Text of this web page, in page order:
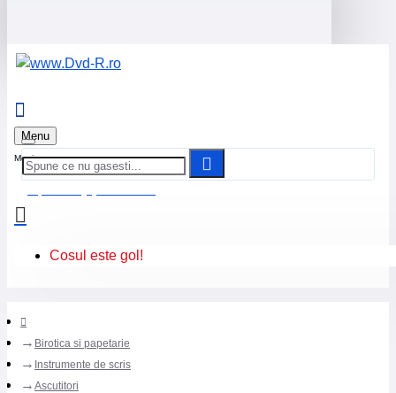
Menu
Cosul este gol!
Birotica si papetarie
Instrumente de scris
Ascutitori